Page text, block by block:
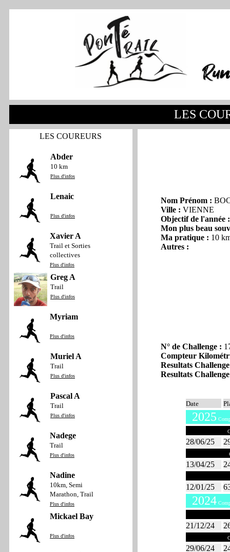
LES
LES COUREURS
Abder
10 km
Plus d'infos
Lenaic
Plus d'infos
Xavier A
Trail et Sorties
collectives
Plus d'infos
Greg A
Trail
Plus d'infos
Myriam
Plus d'infos
Muriel A
Trail
Plus d'infos
Pascal A
Trail
Plus d'infos
Nadege
Trail
Plus d'infos
Nadine
10km, Semi
Marathon, Trail
Plus d'infos
Mickael Bay
Plus d'infos
Nom Prénom :
Ville : VIENNE
Objectif de l'année :
Mon plus beau
Ma pratique : 10
Autres :
N° de Challenge :
Compteur
Resultats
Resultats
Date
2025
28/06/25
13/04/25
12/01/25
2024
21/12/24
29/06/24